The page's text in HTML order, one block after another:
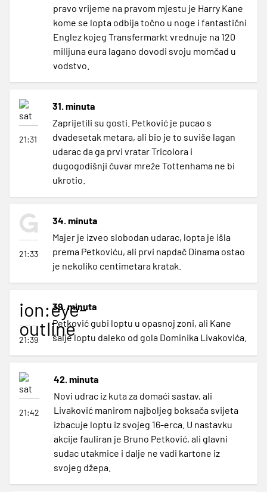
pravo vrijeme na pravom mjestu je Harry Kane
kome se lopta odbija točno u noge i fantastični
Englez kojeg Transfermarkt vrednuje na 120
milijuna eura lagano dovodi svoju momčad u
vodstvo.
21:31
31. minuta
Zaprijetili su gosti. Petković je pucao s
dvadesetak metara, ali bio je to suviše lagan
udarac da ga prvi vratar Tricolora i
dugogodišnji čuvar mreže Tottenhama ne bi
ukrotio.
21:33
34. minuta
Majer je izveo slobodan udarac, lopta je išla
prema Petkoviću, ali prvi napdač Dinama ostao
je nekoliko centimetara kratak.
ion:eye-
outline
21:39
39. minuta
Petković gubi loptu u opasnoj zoni, ali Kane
šalje loptu daleko od gola Dominika Livakovića.
21:42
42. minuta
Novi udrac iz kuta za domaći sastav, ali
Livaković manirom najboljeg boksača svijeta
izbacuje loptu iz svojeg 16-erca. U nastavku
akcije fauliran je Bruno Petković, ali glavni
sudac utakmice i dalje ne vadi kartone iz
svojeg džepa.